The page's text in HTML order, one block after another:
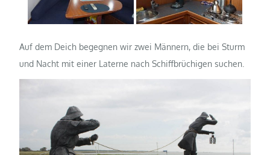
Auf dem Deich begegnen wir zwei Männern, die bei Sturm
und Nacht mit einer Laterne nach Schiffbrüchigen suchen.